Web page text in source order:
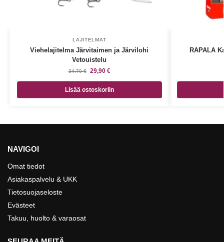
LAJITELMAT
Viehelajitelma Järvitaimen ja Järvilohi
Vetouistelu
34,70€ 29,90 €
Lisää ostoskoriin
RAPALA
NAVIGOI
Omat tiedot
Asiakaspalvelu & UKK
Tietosuojaseloste
Evästeet
Takuu, huolto & varaosat